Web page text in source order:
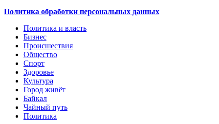
Политика обработки персональных данных
Политика и власть
Бизнес
Происшествия
Общество
Cпорт
Здоровье
Культура
Город живёт
Байкал
Чайный путь
Политика